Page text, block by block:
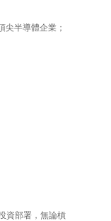
尖半導體企業；
資部署，無論槓